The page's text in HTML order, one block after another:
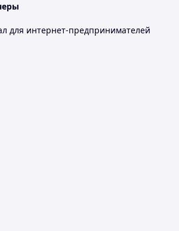
для интернет-предпринимателей